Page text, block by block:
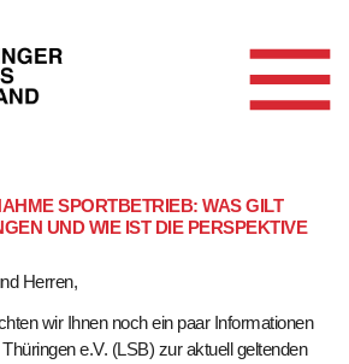
SPORTBETRIEB: WAS GILT
UND WIE IST DIE PERSPEKTIVE
Herren,
wir Ihnen noch ein paar Informationen
e.V. (LSB) zur aktuell geltenden